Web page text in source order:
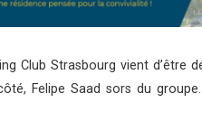
Club Strasbourg vient
Felipe Saad sors du